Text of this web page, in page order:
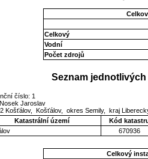
Celkový
Vodní
Počet zdrojů
Seznam
číslo: 1
Jaroslav
Košťálov, Košťálov, okres Semily, kraj
Katastrální území
Kód
670936
Celkový